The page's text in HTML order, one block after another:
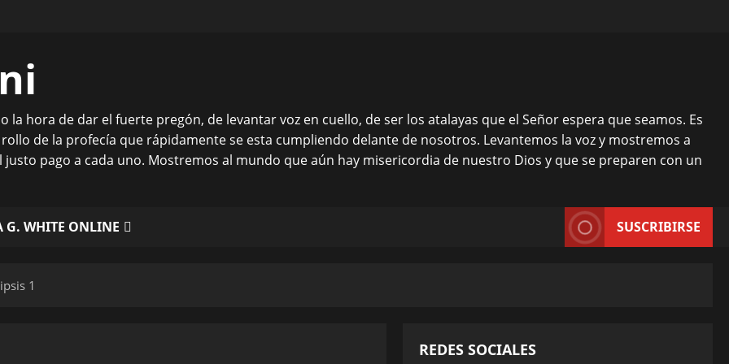
hora de dar el fuerte pregón, de levantar voz en cuello, de ser los atalayas que el Señor espera que seamos. Es
de la profecía que rápidamente se esta cumpliendo delante de nosotros. Levantemos la voz y mostremos a
pago a cada uno. Mostremos al mundo que aún hay misericordia de nuestro Dios y que se preparen con un
G. WHITE ONLINE SUSCRIBIRSE
1
REDES SOCIALES